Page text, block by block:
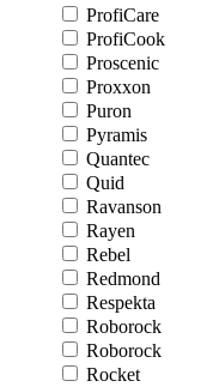
ProfiCare
ProfiCook
Proscenic
Proxxon
Puron
Pyramis
Quantec
Quid
Ravanson
Rayen
Rebel
Redmond
Respekta
Roborock
Roborock
Rocket